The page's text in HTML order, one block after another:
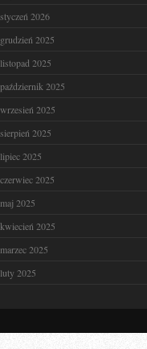
styczeń 2026
grudzień 2025
listopad 2025
październik 2025
wrzesień 2025
sierpień 2025
lipiec 2025
czerwiec 2025
maj 2025
kwiecień 2025
marzec 2025
luty 2025